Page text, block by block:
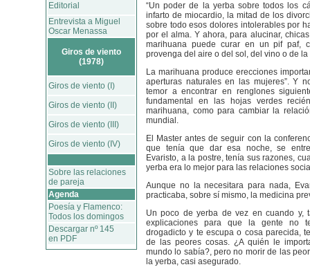
Editorial
Entrevista a Miguel
Oscar Menassa
Giros de viento
(1978)
Giros de viento (I)
Giros de viento (II)
Giros de viento (III)
Giros de viento (IV)
Sobre las relaciones
de pareja
Agenda
Poesía y Flamenco:
Todos los domingos
Descargar nº 145
en PDF
“Un poder de la yerba sobre todos los
infarto de miocardio, la mitad de los
sobre todo esos dolores intolerables por
por el alma. Y ahora, para alucinar,
marihuana puede curar en un pif paf,
provenga del aire o del sol, del vino o de la
La marihuana produce erecciones
aperturas naturales en las mujeres”. Y
temor a encontrar en renglones
fundamental en las hojas verdes
marihuana, como para cambiar la
mundial.
El Master antes de seguir con la
que tenía que dar esa noche, se
Evaristo, a la postre, tenía sus razones,
yerba era lo mejor para las relaciones
Aunque no la necesitara para nada,
practicaba, sobre sí mismo, la medicina
Un poco de yerba de vez en cuando y,
explicaciones para que la gente no
drogadicto y te escupa o cosa parecida,
de las peores cosas. ¿A quién le
mundo lo sabía?, pero no morir de las
la yerba, casi asegurado.